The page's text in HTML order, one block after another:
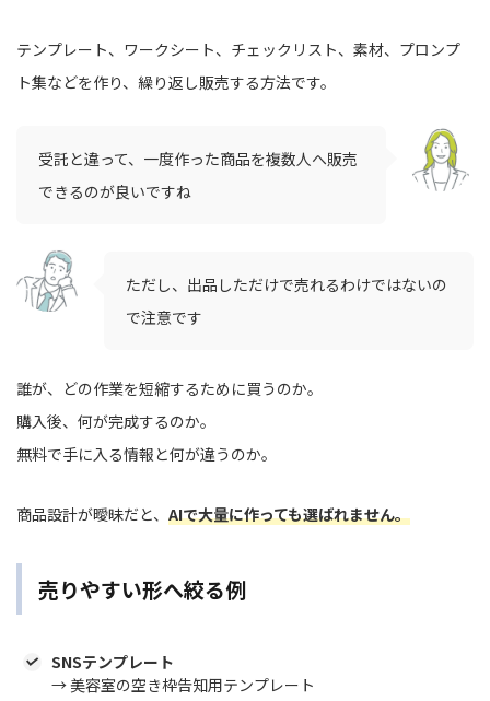
テンプレート、ワークシート、チェックリスト、素材、プロンプ
ト集などを作り、繰り返し販売する方法です。
受託と違って、一度作った商品を複数人へ販売
できるのが良いですね
ただし、出品しただけで売れるわけではないの
で注意です
誰が、どの作業を短縮するために買うのか。
購入後、何が完成するのか。
無料で手に入る情報と何が違うのか。
商品設計が曖昧だと、 AIで大量に作っても選ばれません。
売りやすい形へ絞る例
SNSテンプレート
→ 美容室の空き枠告知用テンプレート